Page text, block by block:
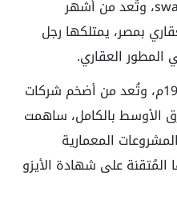
حسن علام swan lake new cairo، وتُعد من أشهر
بمصر، يمتلكها رجل
العقاري.
تم انشاء هذه الشركة عام 1936م، وتُعد من أضخم شركات
الأوسط بالكامل، ساهمت
المعمارية
على شهادة الأيزو